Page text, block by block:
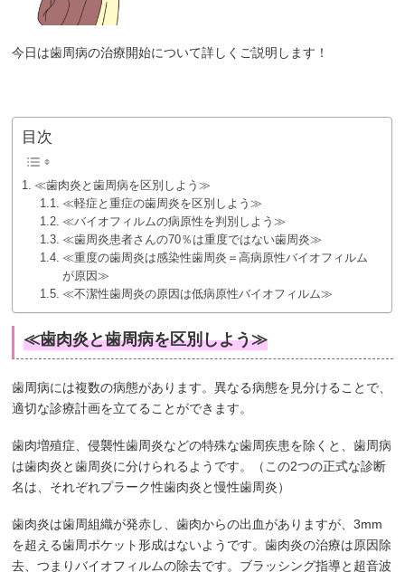
今日は歯周病の治療開始について詳しくご説明します！
目次
≪歯肉炎と歯周病を区別しよう≫
≪軽症と重症の歯周炎を区別しよう≫
≪バイオフィルムの病原性を判別しよう≫
≪歯周炎患者さんの70％は重度ではない歯周炎≫
≪重度の歯周炎は感染性歯周炎＝高病原性バイオフィルム
が原因≫
≪不潔性歯周炎の原因は低病原性バイオフィルム≫
≪歯肉炎と歯周病を区別しよう≫
歯周病には複数の病態があります。異なる病態を見分けることで、
適切な診療計画を立てることができます。
歯肉増殖症、侵襲性歯周炎などの特殊な歯周疾患を除くと、歯周病
は歯肉炎と歯周炎に分けられるようです。（この2つの正式な診断
名は、それぞれプラーク性歯肉炎と慢性歯周炎）
歯肉炎は歯周組織が発赤し、歯肉からの出血がありますが、3mm
を超える歯周ポケット形成はないようです。歯肉炎の治療は原因除
去、つまりバイオフィルムの除去です。ブラッシング指導と超音波